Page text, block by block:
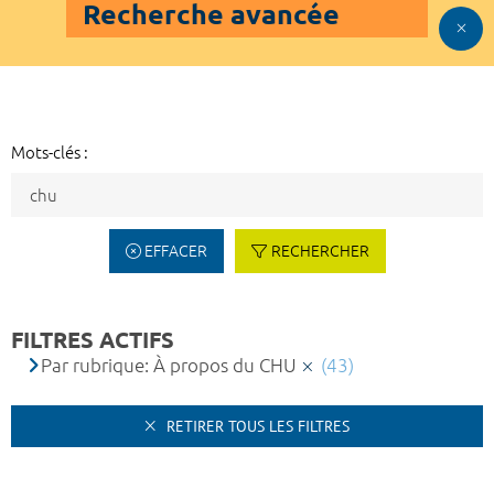
Recherche avancée
Mots-clés :
EFFACER RECHERCHER
FILTRES ACTIFS
Par rubrique: À propos du CHU (43)
RETIRER TOUS LES FILTRES